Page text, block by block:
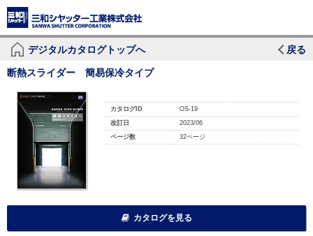
デジタルカタログトップへ 戻る
断熱スライダー 簡易保冷タイプ
カタログを見る
カタログID
OS-19
改訂日
2023/06
ページ数
32ページ